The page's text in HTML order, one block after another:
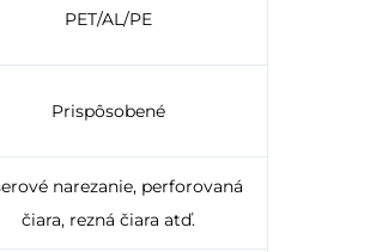
PET/AL/PE
Prispôsobené
narezanie, perforovaná
čiara, rezná čiara atď.